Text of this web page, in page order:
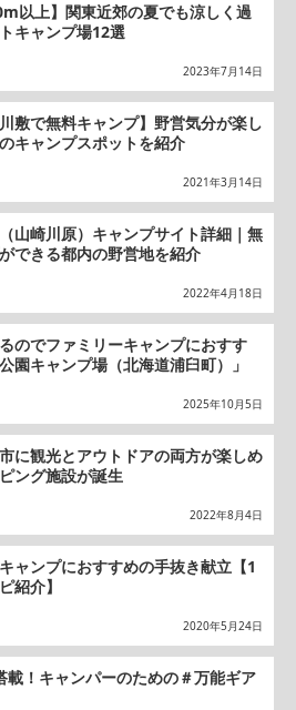
以上】関東近郊の夏でも涼しく過
キャンプ場12選
2023年7月14日
川敷で無料キャンプ】野営気分が楽し
キャンプスポットを紹介
2021年3月14日
山崎川原）キャンプサイト詳細｜無
できる都内の野営地を紹介
2022年4月18日
のでファミリーキャンプにおすす
園キャンプ場（北海道浦臼町）」
2025年10月5日
に観光とアウトドアの両方が楽しめ
ング施設が誕生
2022年8月4日
ャンプにおすすめの手抜き献立【1
紹介】
2020年5月24日
載！キャンパーのための＃万能ギア